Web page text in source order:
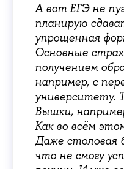
А вот ЕГЭ не
планирую
упрощенная
Основные
получением
например, с
университету.
Вышки,
Как во всём
Даже столовая
что не смогу